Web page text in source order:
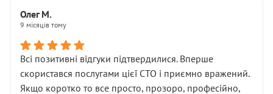
Олег М.
9 місяців тому
Всі позитивні відгуки підтвердилися. Вперше
скористався послугами цієї СТО і приємно вражений.
Якщо коротко то все просто, прозоро, професійно,